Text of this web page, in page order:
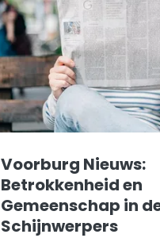
Voorburg Nieuws:
Betrokkenheid en
Gemeenschap in
Schijnwerpers